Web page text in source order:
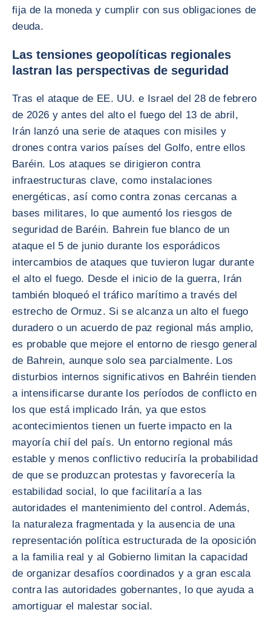
fija de la moneda y cumplir con sus obligaciones de
deuda.
Las tensiones geopolíticas regionales
lastran las perspectivas de seguridad
Tras el ataque de EE. UU. e Israel del 28 de febrero
de 2026 y antes del alto el fuego del 13 de abril,
Irán lanzó una serie de ataques con misiles y
drones contra varios países del Golfo, entre ellos
Baréin. Los ataques se dirigieron contra
infraestructuras clave, como instalaciones
energéticas, así como contra zonas cercanas a
bases militares, lo que aumentó los riesgos de
seguridad de Baréin. Bahrein fue blanco de un
ataque el 5 de junio durante los esporádicos
intercambios de ataques que tuvieron lugar durante
el alto el fuego. Desde el inicio de la guerra, Irán
también bloqueó el tráfico marítimo a través del
estrecho de Ormuz. Si se alcanza un alto el fuego
duradero o un acuerdo de paz regional más amplio,
es probable que mejore el entorno de riesgo general
de Bahrein, aunque solo sea parcialmente. Los
disturbios internos significativos en Bahréin tienden
a intensificarse durante los períodos de conflicto en
los que está implicado Irán, ya que estos
acontecimientos tienen un fuerte impacto en la
mayoría chií del país. Un entorno regional más
estable y menos conflictivo reduciría la probabilidad
de que se produzcan protestas y favorecería la
estabilidad social, lo que facilitaría a las
autoridades el mantenimiento del control. Además,
la naturaleza fragmentada y la ausencia de una
representación política estructurada de la oposición
a la familia real y al Gobierno limitan la capacidad
de organizar desafíos coordinados y a gran escala
contra las autoridades gobernantes, lo que ayuda a
amortiguar el malestar social.